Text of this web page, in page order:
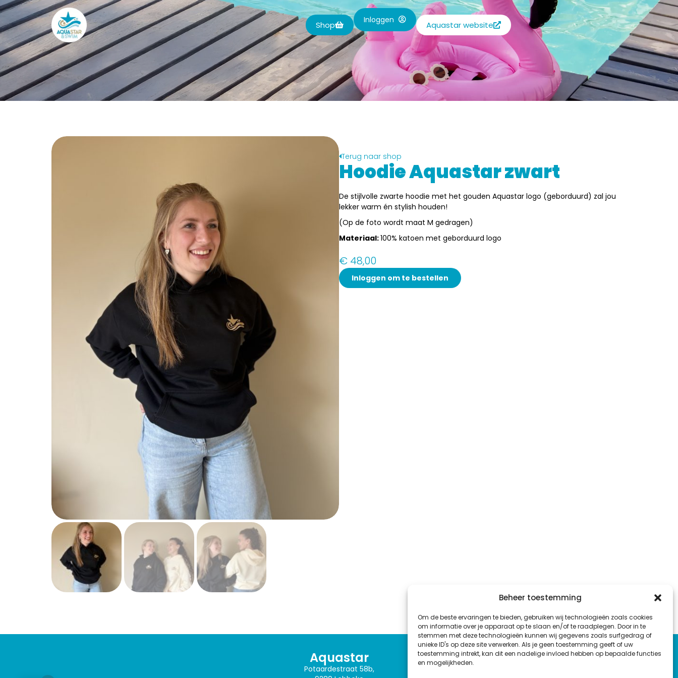
Beheer toestemming
Om de beste ervaringen te bieden, gebruiken wij technologieën zoals cookies
om informatie over je apparaat op te slaan en/of te raadplegen. Door in te
stemmen met deze technologieën kunnen wij gegevens zoals surfgedrag of
unieke ID's op deze site verwerken. Als je geen toestemming geeft of uw
toestemming intrekt, kan dit een nadelige invloed hebben op bepaalde functies
en mogelijkheden.
Shop Inloggen Aquastar website
Terug naar shop
Hoodie Aquastar zwart
De stijlvolle zwarte hoodie met het gouden Aquastar logo (geborduurd) zal jou
lekker warm én stylish houden!
(Op de foto wordt maat M gedragen)
Materiaal:100% katoen met geborduurd logo
€ 48,00
Inloggen om te bestellen
Aquastar
Potaardestraat 58b,